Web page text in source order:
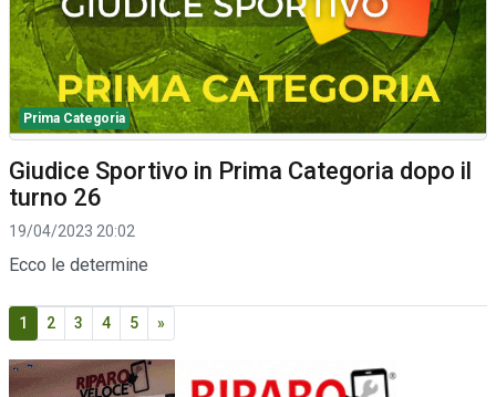
Prima Categoria
Giudice Sportivo in Prima Categoria dopo il
turno 26
19/04/2023 20:02
Ecco le determine
1 2 3 4 5 »